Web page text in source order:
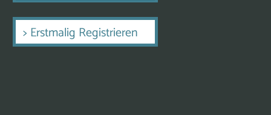
> Erstmalig Registrieren